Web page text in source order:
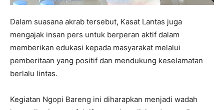
Dalam suasana akrab tersebut, Kasat Lantas juga
mengajak insan pers untuk berperan aktif dalam
memberikan edukasi kepada masyarakat melalui
pemberitaan yang positif dan mendukung keselamatan
berlalu lintas.
Kegiatan Ngopi Bareng ini diharapkan menjadi wadah